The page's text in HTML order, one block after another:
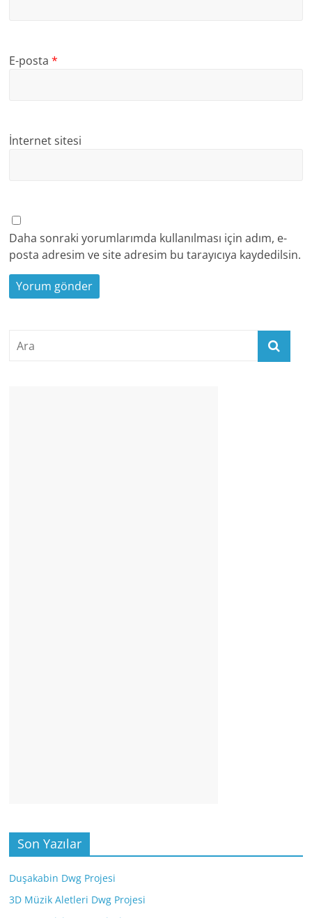
E-posta*
İnternet sitesi
Daha sonraki yorumlarımda kullanılması için adım, e-
posta adresim ve site adresim bu tarayıcıya kaydedilsin.
Son Yazılar
Duşakabin Dwg Projesi
3D Müzik Aletleri Dwg Projesi